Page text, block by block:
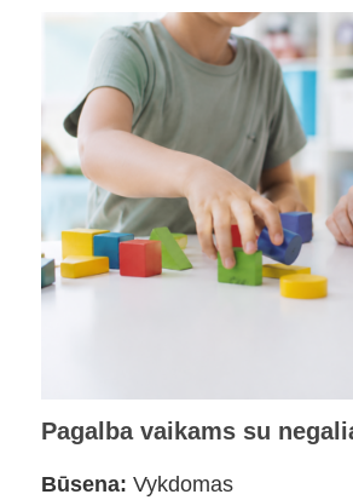
Pagalba vaikams su
Būsena: Vykdomas